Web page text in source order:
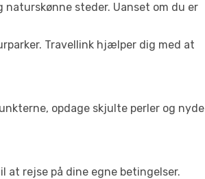
steder. Uanset om du er
Travellink hjælper dig med at
opdage skjulte perler og nyde
rejse på dine egne betingelser.